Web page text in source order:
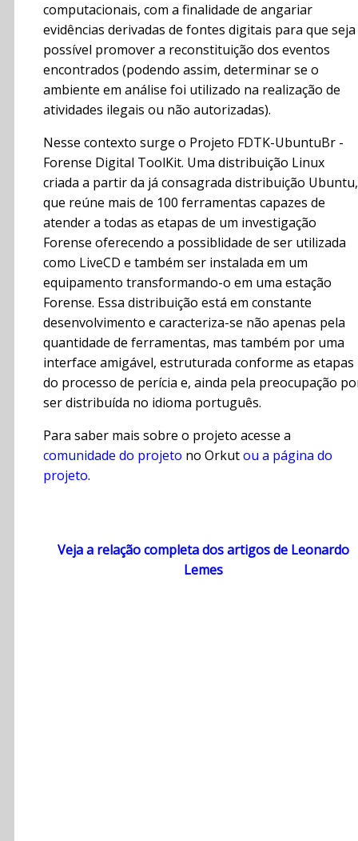
computacionais, com a finalidade de angariar
evidências derivadas de fontes digitais para que seja
possível promover a reconstituição dos eventos
encontrados (podendo assim, determinar se o
ambiente em análise foi utilizado na realização de
atividades ilegais ou não autorizadas).
Nesse contexto surge o Projeto FDTK-UbuntuBr -
Forense Digital ToolKit. Uma distribuição Linux
criada a partir da já consagrada distribuição Ubuntu,
que reúne mais de 100 ferramentas capazes de
atender a todas as etapas de um investigação
Forense oferecendo a possiblidade de ser utilizada
como LiveCD e também ser instalada em um
equipamento transformando-o em uma estação
Forense. Essa distribuição está em constante
desenvolvimento e caracteriza-se não apenas pela
quantidade de ferramentas, mas também por uma
interface amigável, estruturada conforme as etapas
do processo de perícia e, ainda pela preocupação
ser distribuída no idioma português.
Para saber mais sobre o projeto acesse a
comunidade do projeto no Orkutou a página do
projeto.
Veja a relação completa dos artigos de Leonardo
Lemes